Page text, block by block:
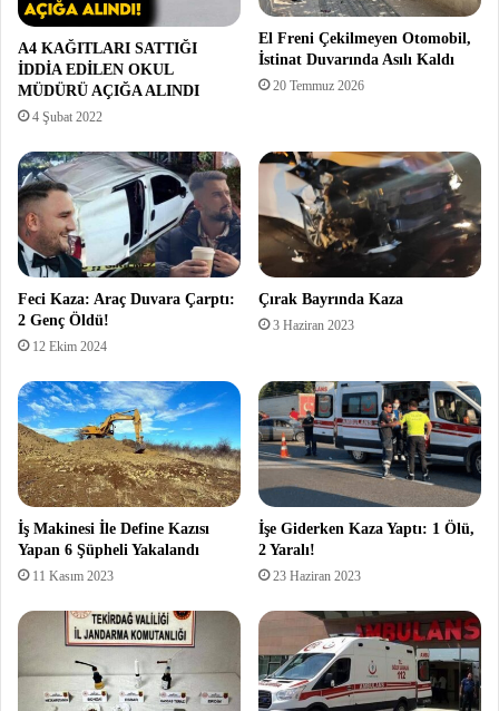
A4 KAĞITLARI SATTIĞI
İDDİA EDİLEN OKUL
MÜDÜRÜ AÇIĞA ALINDI
4 Şubat 2022
El Freni Çekilmeyen Otomobil,
İstinat Duvarında Asılı Kaldı
20 Temmuz 2026
Feci Kaza: Araç Duvara Çarptı:
2 Genç Öldü!
12 Ekim 2024
Çırak Bayrında Kaza
3 Haziran 2023
İş Makinesi İle Define Kazısı
Yapan 6 Şüpheli Yakalandı
11 Kasım 2023
İşe Giderken Kaza Yaptı: 1 Ölü,
2 Yaralı!
23 Haziran 2023